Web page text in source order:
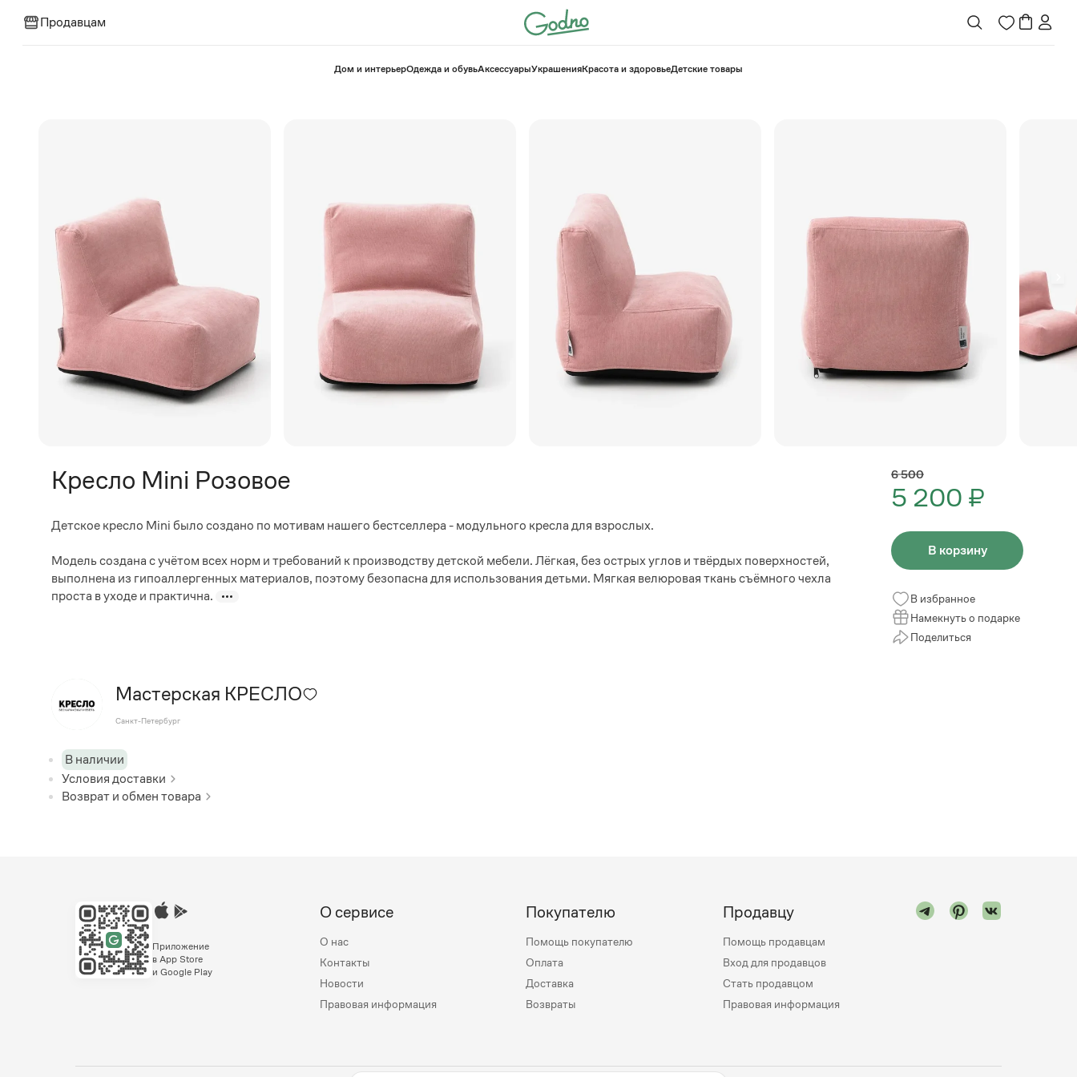
Продавцам
⁠Дом и интерьерОдежда и обувьАксессуарыУкрашенияКрасота и здоровье⁠Детские товары
Кресло Mini Розовое
Детское кресло Mini было создано по мотивам нашего бестселлера - модульного кресла для взрослых.
Модель создана с учётом всех норм и требований к производству детской мебели. Лёгкая, без острых углов и твёрдых поверхностей,
выполнена из гипоаллергенных материалов, поэтому безопасна для использования детьми. Мягкая велюровая ткань съёмного чехла
проста в уходе и практична.
Мастерская КРЕСЛО
Санкт-Петербург
В наличии
Условия доставки
Возврат и обмен товара
6 500
5 200 ₽
В корзину
В избранное
Намекнуть о подарке
Поделиться
Приложение
в App Store
и Google Play
О сервисе
О нас
Контакты
Новости
Правовая информация
Покупателю
Помощь покупателю
Оплата
Доставка
Возвраты
Продавцу
Помощь продавцам
Вход для продавцов
Стать продавцом
Правовая информация